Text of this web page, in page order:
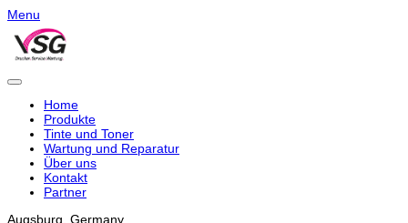
Menu
Home
Produkte
Tinte und Toner
Wartung und Reparatur
Über uns
Kontakt
Partner
Augsburg, Germany